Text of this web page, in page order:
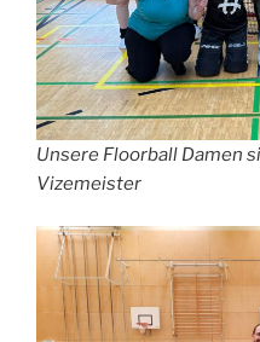
Unsere Floorball Damen
Vizemeister